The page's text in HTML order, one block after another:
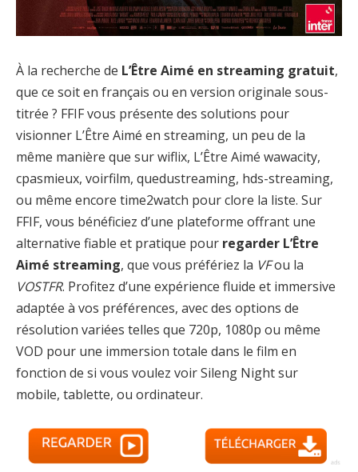
À la recherche de L’Être Aimé en streaming gratuit,
que ce soit en français ou en version originale sous-
titrée ? FFIF vous présente des solutions pour
visionner L’Être Aimé en streaming, un peu de la
même manière que sur wiflix, L’Être Aimé wawacity,
cpasmieux, voirfilm, quedustreaming, hds-streaming,
ou même encore time2watch pour clore la liste. Sur
FFIF, vous bénéficiez d’une plateforme offrant une
alternative fiable et pratique pour regarder L’Être
Aimé streaming, que vous préfériez la VFou la
VOSTFR. Profitez d’une expérience fluide et immersive
adaptée à vos préférences, avec des options de
résolution variées telles que 720p, 1080p ou même
VOD pour une immersion totale dans le film en
fonction de si vous voulez voir Sileng Night sur
mobile, tablette, ou ordinateur.